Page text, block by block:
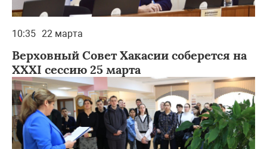
10:35 22 марта
Верховный Совет Хакасии соберется на
XXXI сессию 25 марта